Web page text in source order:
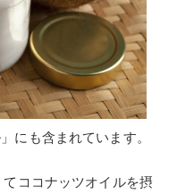
にも含まれています。
てココナッツオイルを摂